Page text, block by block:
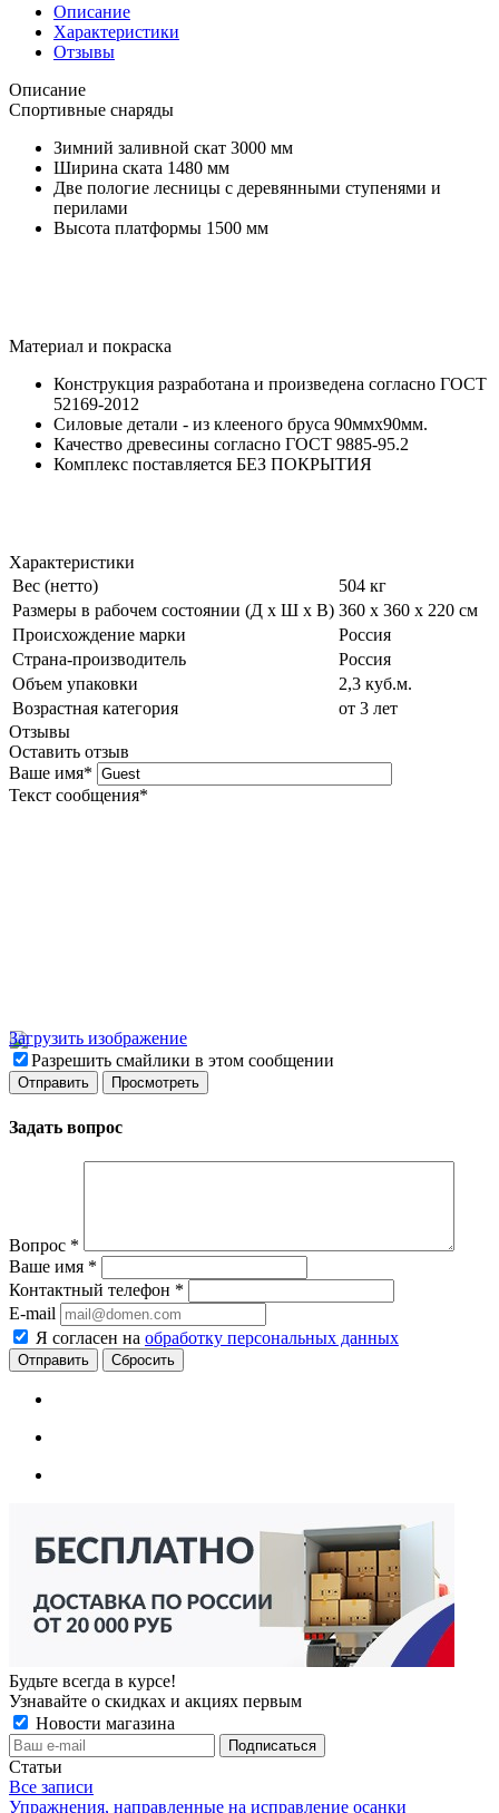
Описание
Характеристики
Отзывы
Описание
Спортивные снаряды
Зимний заливной скат 3000 мм
Ширина ската 1480 мм
Две пологие лесницы с деревянными ступенями и
перилами
Высота платформы 1500 мм
Материал и покраска
Конструкция разработана и произведена согласно ГОСТ
52169-2012
Силовые детали - из клееного бруса 90ммх90мм.
Качество древесины согласно ГОСТ 9885-95.2
Комплекс поставляется БЕЗ ПОКРЫТИЯ
Характеристики
Вес (нетто)
504 кг
Размеры в рабочем состоянии (Д х Ш х В) 360 х 360 х 220 см
Происхождение марки
Россия
Страна-производитель
Россия
Объем упаковки
2,3 куб.м.
Возрастная категория
от 3 лет
Отзывы
Оставить отзыв
Ваше имя*
Текст сообщения*
Загрузить изображение
Разрешить смайлики в этом сообщении
Задать вопрос
Вопрос *
Ваше имя *
Контактный телефон *
E-mail
Я согласен на обработку персональных данных
Сбросить
Будьте всегда в курсе!
Узнавайте о скидках и акциях первым
Новости магазина
Статьи
Все записи
Упражнения, направленные на исправление осанки